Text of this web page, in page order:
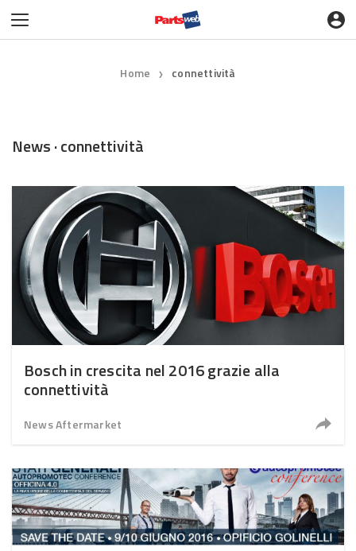
Home ❯ connettività
News · connettività
Bosch in crescita nel 2016 grazie alla
connettività
News Aftermarket